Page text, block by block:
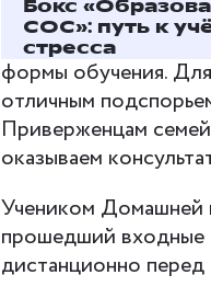
Бокс
СОС»: путь к
стресса
Домашняя школа
процессадетей с
формы обучения.
отличным
Приверженцам
оказываем
Учеником
прошедший входные
дистанционно